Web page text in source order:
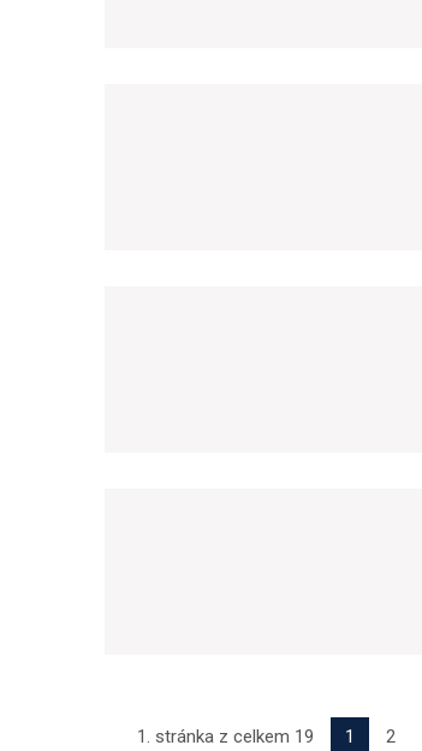
1. stránka z celkem 19 1 2